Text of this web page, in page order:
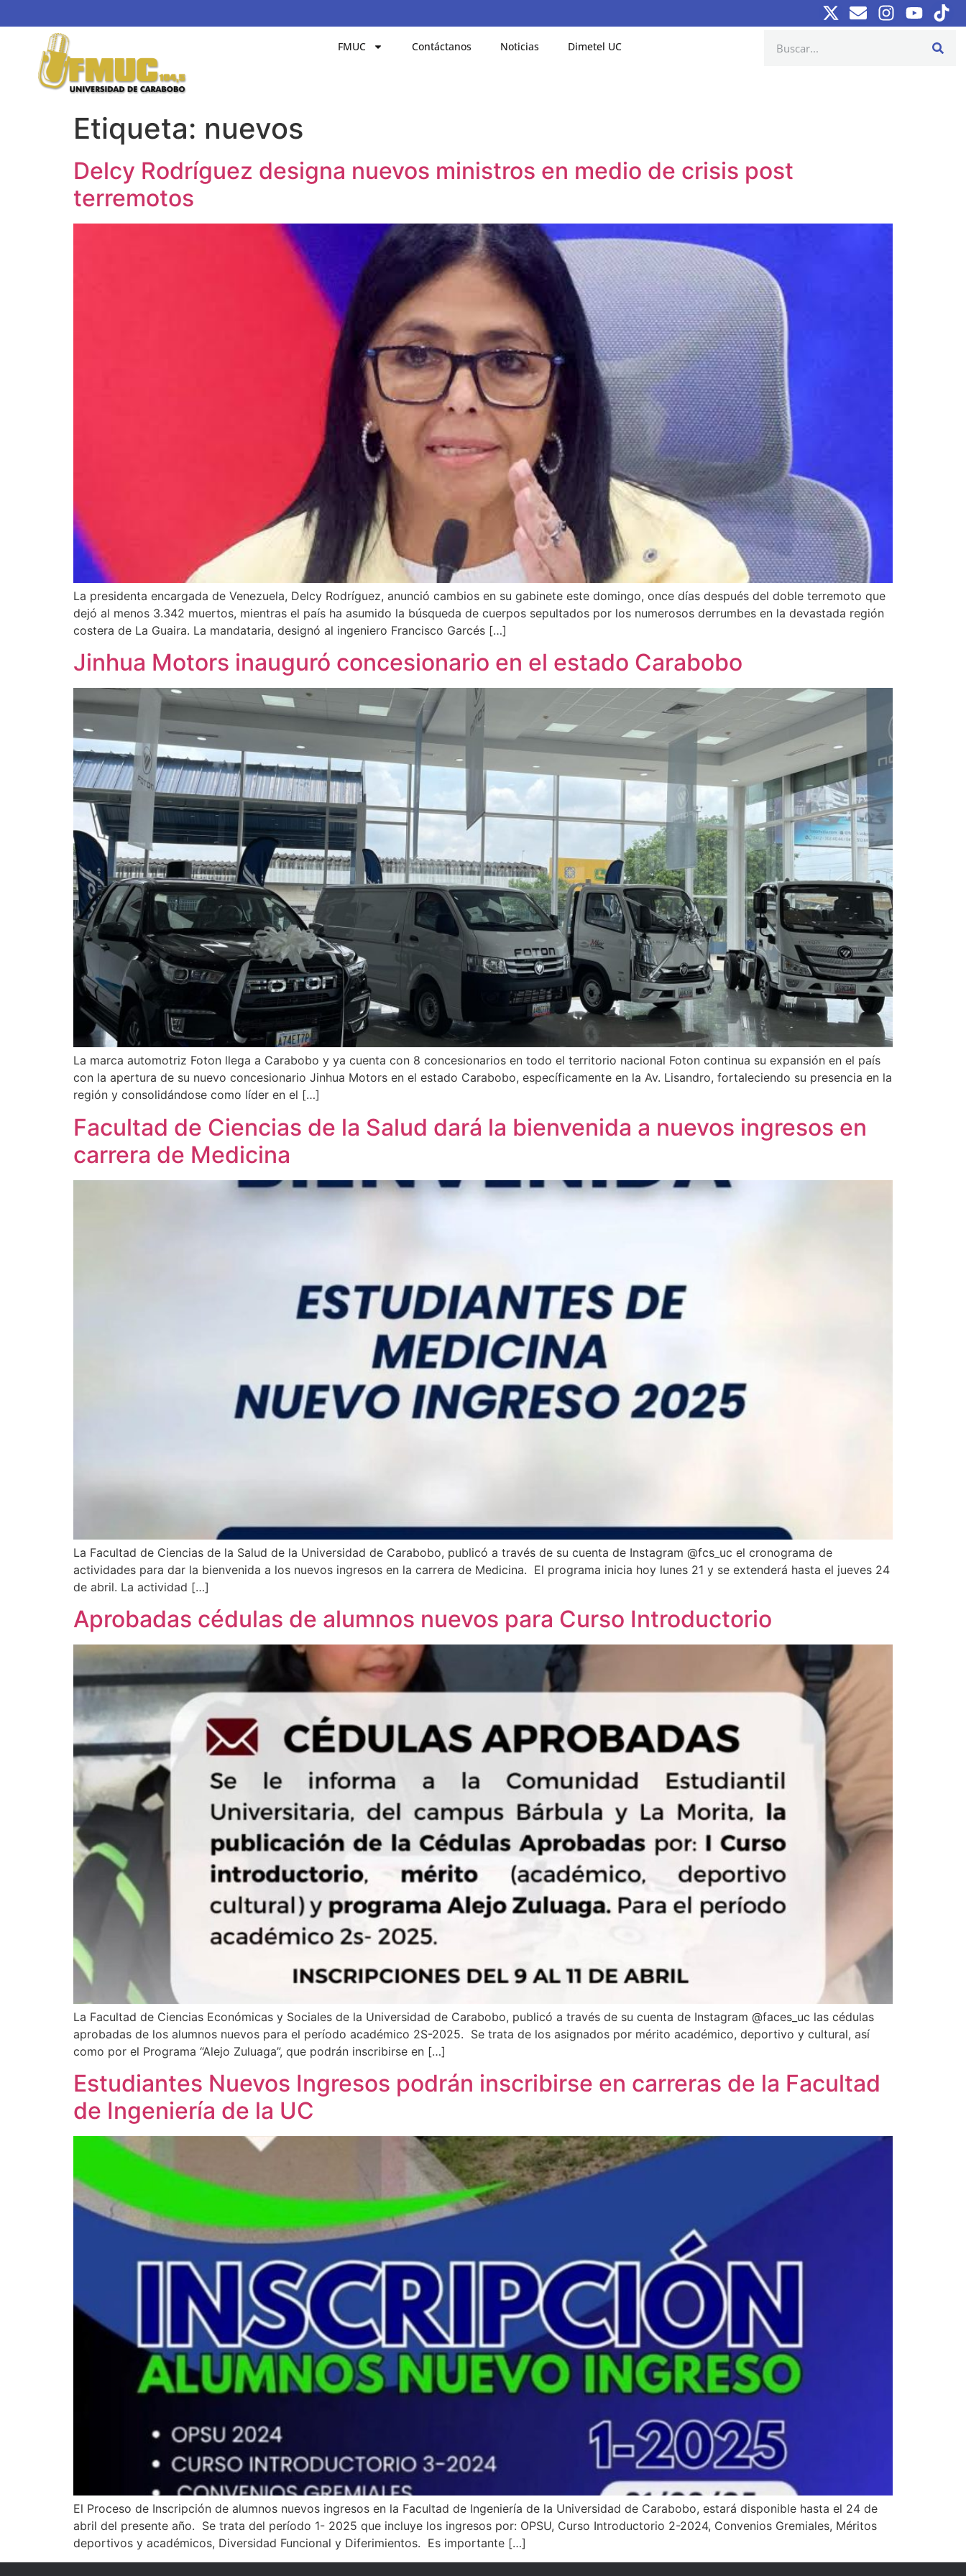
FMUC Contáctanos Noticias Dimetel UC
Etiqueta: nuevos
Delcy Rodríguez designa nuevos ministros en medio de crisis post
terremotos
La presidenta encargada de Venezuela, Delcy Rodríguez, anunció cambios en su gabinete este domingo, once días después del doble terremoto que
dejó al menos 3.342 muertos, mientras el país ha asumido la búsqueda de cuerpos sepultados por los numerosos derrumbes en la devastada región
costera de La Guaira. La mandataria, designó al ingeniero Francisco Garcés […]
Jinhua Motors inauguró concesionario en el estado Carabobo
La marca automotriz Foton llega a Carabobo y ya cuenta con 8 concesionarios en todo el territorio nacional Foton continua su expansión en el país
con la apertura de su nuevo concesionario Jinhua Motors en el estado Carabobo, específicamente en la Av. Lisandro, fortaleciendo su presencia en la
región y consolidándose como líder en el […]
Facultad de Ciencias de la Salud dará la bienvenida a nuevos ingresos en
carrera de Medicina
La Facultad de Ciencias de la Salud de la Universidad de Carabobo, publicó a través de su cuenta de Instagram @fcs_uc el cronograma de
actividades para dar la bienvenida a los nuevos ingresos en la carrera de Medicina. El programa inicia hoy lunes 21 y se extenderá hasta el jueves 24
de abril. La actividad […]
Aprobadas cédulas de alumnos nuevos para Curso Introductorio
La Facultad de Ciencias Económicas y Sociales de la Universidad de Carabobo, publicó a través de su cuenta de Instagram @faces_uc las cédulas
aprobadas de los alumnos nuevos para el período académico 2S-2025. Se trata de los asignados por mérito académico, deportivo y cultural, así
como por el Programa “Alejo Zuluaga”, que podrán inscribirse en […]
Estudiantes Nuevos Ingresos podrán inscribirse en carreras de la Facultad
de Ingeniería de la UC
El Proceso de Inscripción de alumnos nuevos ingresos en la Facultad de Ingeniería de la Universidad de Carabobo, estará disponible hasta el 24 de
abril del presente año. Se trata del período 1- 2025 que incluye los ingresos por: OPSU, Curso Introductorio 2-2024, Convenios Gremiales, Méritos
deportivos y académicos, Diversidad Funcional y Diferimientos. Es importante […]